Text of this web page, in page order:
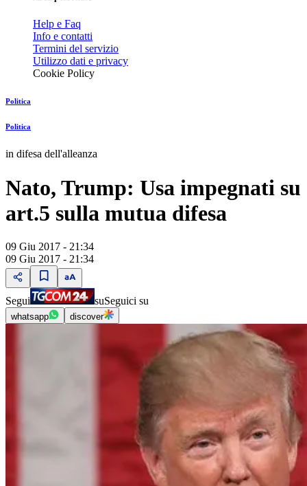
Help e Faq
Info e contatti
Termini del servizio
Utilizzo dati e privacy
Cookie Policy
Politica
Politica
in difesa dell'alleanza
Nato, Trump: Usa impegnati su
art.5 sulla mutua difesa
09 Giu 2017 - 21:34
09 Giu 2017 - 21:34
Segui suSeguici su
whatsapp discover